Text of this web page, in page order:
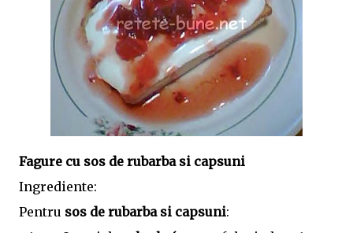
Fagure cu sos de rubarba si capsuni
Ingrediente:
Pentru sos de rubarba si capsuni: